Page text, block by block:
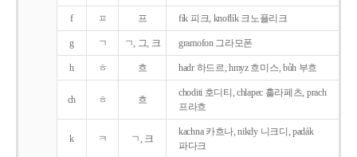
f ㅍ 프 fík 피크, knoflík 크노플리크
g ㄱ ㄱ, 그, 크 gramofon 그라모폰
h ㅎ 흐 hadr 하드르, hmyz 흐미스, bůh 부흐
ch ㅎ 흐
choditi 호디티, chlapec 흘라페츠, prach
프라흐
k ㅋ ㄱ, 크
kachna 카흐나, nikdy 니크디, padák
파다크